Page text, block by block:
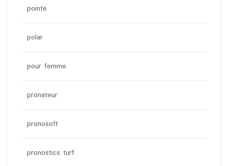
pointe
polar
pour femme
pronateur
pronosoft
pronostics turf